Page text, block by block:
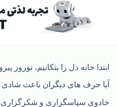
ابتدا خانه دل را بتکانیم، نوروز
آیا حرف های دیگران باعث
جادوی سپاسگزاری و شکرگزاری